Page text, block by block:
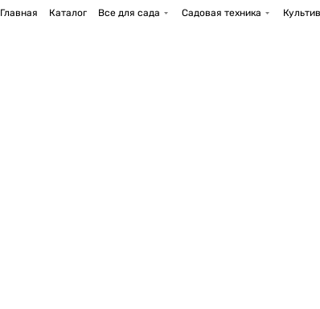
Главная Каталог Все для сада Садовая техника